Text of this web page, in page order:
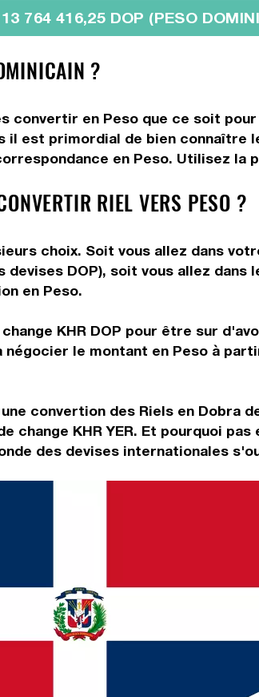
13 764 416,25 DOP (PESO
?
convertir en Peso que ce soit
est primordial de bien connaître
en Peso. Utilisez la
RIEL VERS PESO ?
choix. Soit vous allez dans
DOP), soit vous allez dans
en Peso.
KHR DOP pour être sur
le montant en Peso à
convertion des Riels en Dobra
change KHR YER. Et pourquoi
des devises internationales